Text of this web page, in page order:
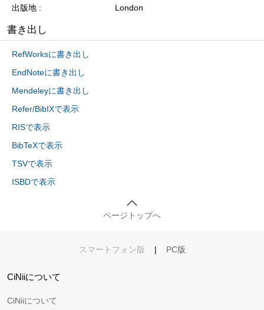
出版地
London
書き出し
RefWorksに書き出し
EndNoteに書き出し
Mendeleyに書き出し
Refer/BibIXで表示
RISで表示
BibTeXで表示
TSVで表示
ISBDで表示
ページトップへ
スマートフォン版 | PC版
CiNiiについて
CiNiiについて